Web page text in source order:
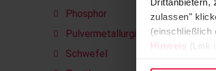
zulassen"
(einschließlich
Hinweis (Link
Phosphor
Pulvermetallurgie
Schwefel